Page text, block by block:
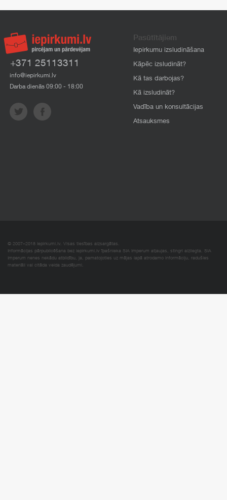
+371 25113311
info@iepirkumi.lv
Darba dienās 09:00 - 18:00
Pasūtītājiem
Iepirkumu izsludināšana
Kāpēc izsludināt?
Kā tas darbojas?
Kā izsludināt?
Vadība un konsultācijas
Atsauksmes
© 2007–2018 Iepirkumi.lv. Visas tiesības aizsargātas.
Informācijas pārpublicēšana bez iepirkumi.lv īpašnieka SIA Imperum atļaujas, stingri aizliegta. SIA
Imperum nenes nekādu atbildību, ja, pamatojoties uz mājas lapā atrodamo informāciju, radušies
materiāli vai citāda veida zaudējumi.